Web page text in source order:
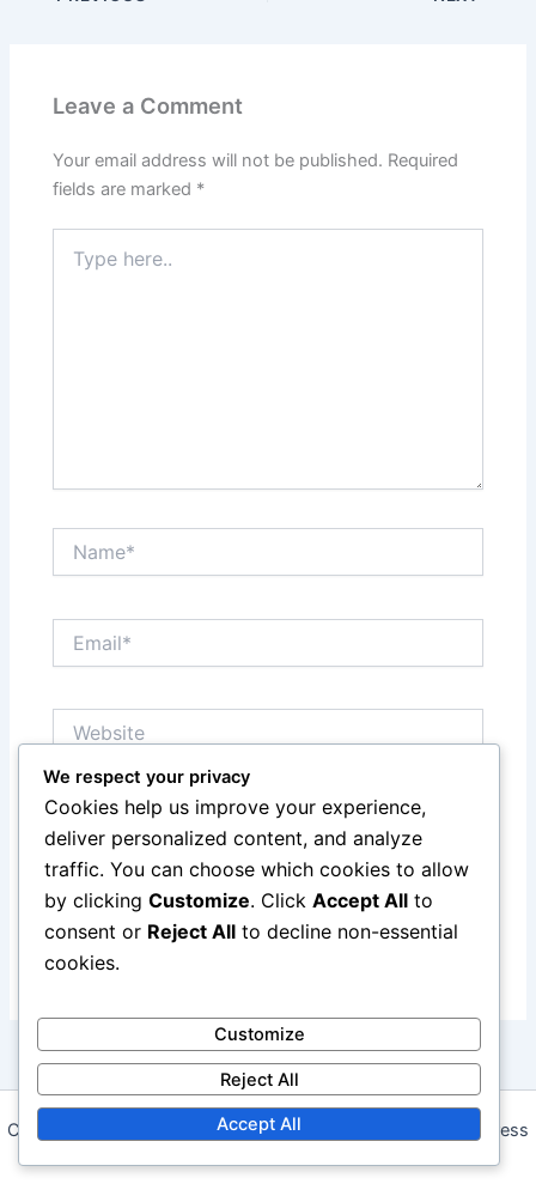
Leave a Comment
Your email address will not be published. Required
fields are marked *
here..
Save my name, email, and website in this browser
for the next time I comment.
Copyright © 2026 ffboneiru.com | Powered by
Astra WordPress
We respect your privacy
Cookies help us improve your experience,
deliver personalized content, and analyze
traffic. You can choose which cookies to allow
by clicking Customize. Click Accept All to
consent or Reject All to decline non-essential
cookies.
Customize
Reject All
Accept All